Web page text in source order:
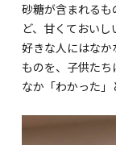
高等部 (10
アフタース
海外留学・
砂糖が含まれるも
ど、甘くておい
好きな人にはな
ものを、子供た
なか「わかった」